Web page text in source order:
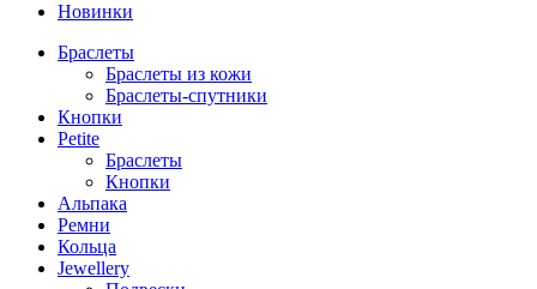
Новинки
Браслеты
Браслеты из кожи
Браслеты-спутники
Кнопки
Petite
Браслеты
Кнопки
Альпака
Ремни
Кольца
Jewellery